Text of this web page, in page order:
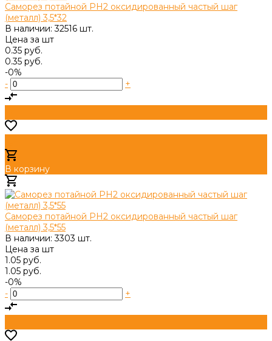
Саморез потайной PH2 оксидированный частый шаг
(металл) 3,5*32
В наличии: 32516 шт.
Цена за шт
0.35 руб.
0.35 руб.
-0%
-
+
В корзину
Саморез потайной PH2 оксидированный частый шаг
(металл) 3,5*55
В наличии: 3303 шт.
Цена за шт
1.05 руб.
1.05 руб.
-0%
-
+